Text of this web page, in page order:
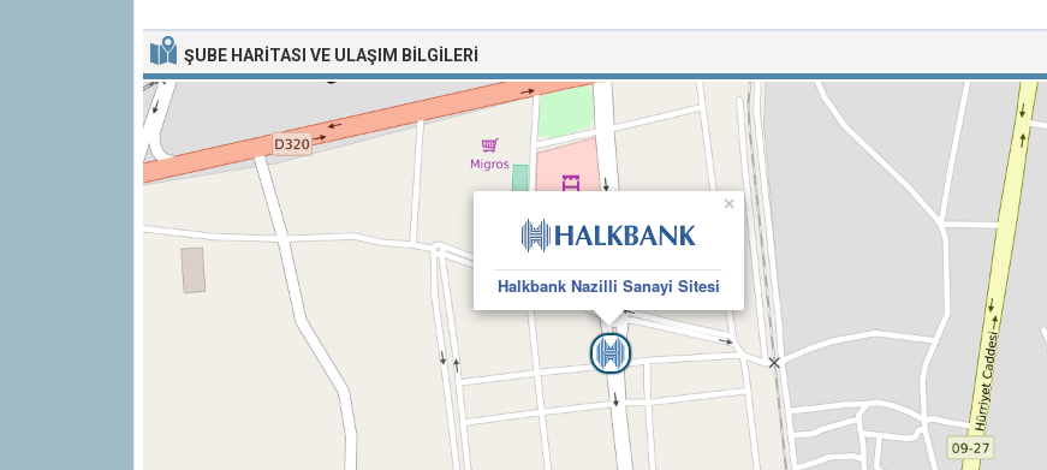
ŞUBE HARITASI VE ULAŞIM BILGILERI
Halkbank Nazilli Sanayi Sitesi
×